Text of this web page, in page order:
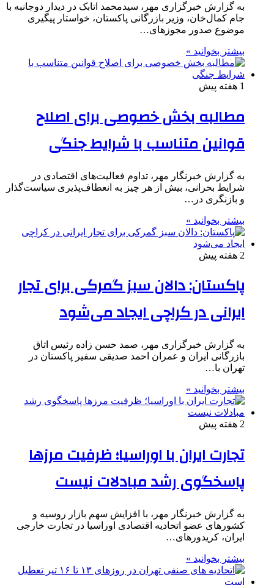
به گزارش خبرگزاری مهر، سیدمحمد اتابک در دیدار دوجانبه با
جام کمال‌خان، وزیر بازرگانی پاکستان، خواستار پیگیری
موضوع صدور مجوزهای…
بیشتر بخوانید »
1 هفته پیش
مطالبه بخش خصوصی برای اصلاح
قوانین متناسب با شرایط جنگی
به گزارش خبرنگار مهر، تداوم فعالیت‌های اقتصادی در
شرایط بحرانی، بیش از هر چیز به انعطاف‌پذیری سیاست‌گذار
و بازنگری در…
بیشتر بخوانید »
2 هفته پیش
پاکستان: دالان سبز گمرکی برای تجار
ایرانی در کراچی ایجاد می‌شود
به گزارش خبرگزاری مهر، صمد حسن زاده رئیس اتاق
بازرگانی ایران و عمران احمد صدیقی سفیر پاکستان در
تهران با…
بیشتر بخوانید »
2 هفته پیش
تجارت ایران با اوراسیا؛ ظرفیت مرزها
پاسخگوی رشد مبادلات نیست
به گزارش خبرنگار مهر، با افزایش سهم بازار روسیه و
کشورهای عضو اتحادیه اقتصادی اوراسیا در تجارت خارجی
ایران، کریدورهای…
بیشتر بخوانید »